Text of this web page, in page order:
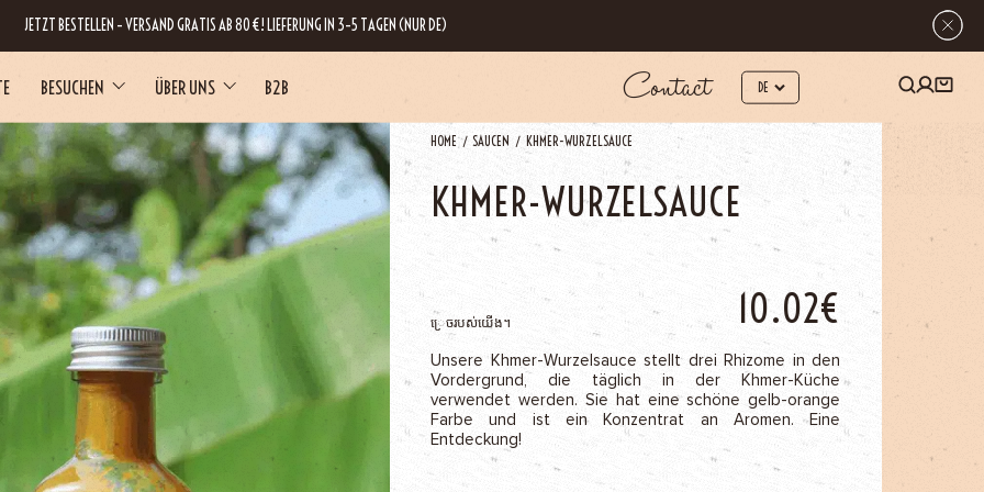
JETZT BESTELLEN – VERSAND GRATIS AB 80 €! LIEFERUNG IN 3–5 TAGEN (NUR DE)
BESUCHEN ÜBER UNS B2B Contact
HOME SAUCEN KHMER-WURZELSAUCE
KHMER-WURZELSAUCE
្រេចរបស់យើង។ 10.02€
Unsere Khmer-Wurzelsauce stellt drei Rhizome in den
Vordergrund, die täglich in der Khmer-Küche
verwendet werden. Sie hat eine schöne gelb-orange
Farbe und ist ein Konzentrat an Aromen. Eine
Entdeckung!